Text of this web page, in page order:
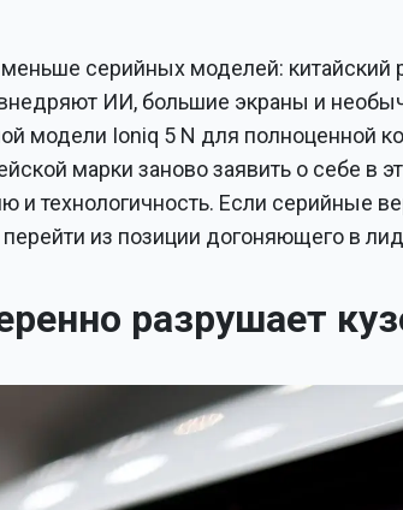
серийных моделей: китайский
ИИ, большие экраны и
модели Ioniq 5 N для полноценной
марки заново заявить о себе в
и технологичность. Если серийные
из позиции догоняющего в
разрушает